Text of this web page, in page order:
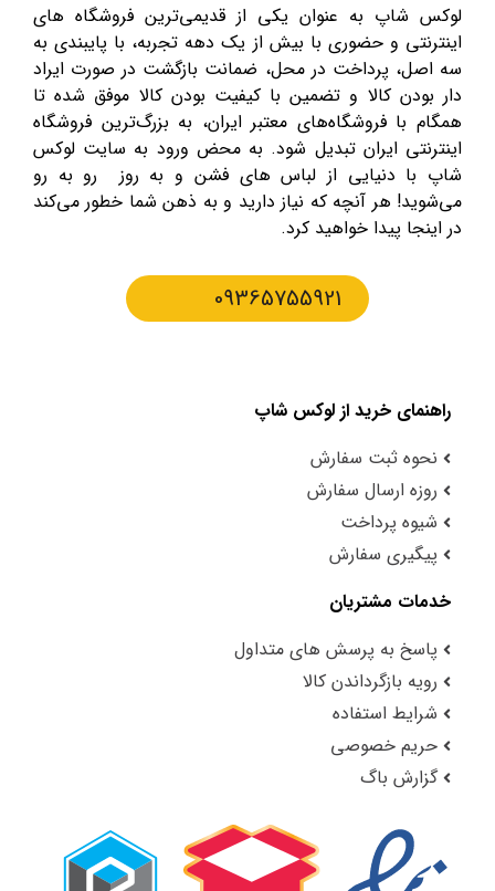
لوکس شاپ به عنوان یکی از قدیمی‌ترین فروشگاه های
اینترنتی و حضوری با بیش از یک دهه تجربه، با پایبندی به
سه اصل، پرداخت در محل، ضمانت بازگشت در صورت ایراد
دار بودن کالا و تضمین با کیفیت بودن کالا موفق شده تا
همگام با فروشگاه‌های معتبر ایران، به بزرگ‌ترین فروشگاه
اینترنتی ایران تبدیل شود. به محض ورود به سایت لوکس
شاپ با دنیایی از لباس های فشن و به روز رو به رو
می‌شوید! هر آنچه که نیاز دارید و به ذهن شما خطور می‌کند
در اینجا پیدا خواهید کرد.
09365755921
راهنمای خرید از لوکس شاپ
نحوه ثبت سفارش
روزه ارسال سفارش
شیوه پرداخت
پیگیری سفارش
خدمات مشتریان
پاسخ به پرسش های متداول
رویه بازگرداندن کالا
شرایط استفاده
حریم خصوصی
گزارش باگ